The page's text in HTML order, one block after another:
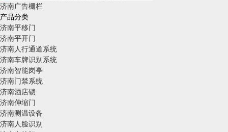
济南广告栅栏
产品分类
济南平移门
济南平开门
济南人行通道系统
济南车牌识别系统
济南智能岗亭
济南门禁系统
济南酒店锁
济南伸缩门
济南测温设备
济南人脸识别